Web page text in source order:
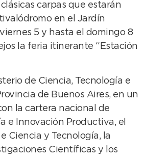
carpas que estarán
en el Jardín
5 y hasta el domingo 8
la feria itinerante “Estación
de Ciencia, Tecnología e
de Buenos Aires, en un
la cartera nacional de
e Innovación Productiva, el
Ciencia y Tecnología, la
Científicas y los